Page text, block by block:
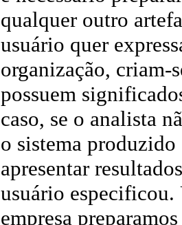
qualquer outro
usuário quer
organização, criam-
possuem
caso, se o analista
o sistema
apresentar
usuário especificou.
empresa